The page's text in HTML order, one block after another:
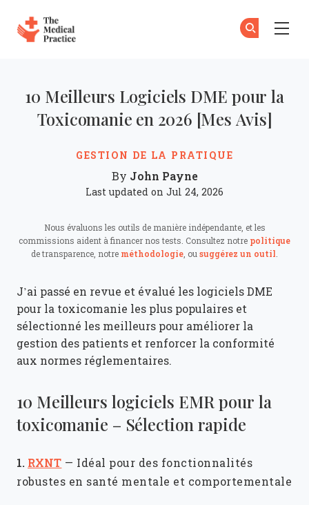
GESTION DE LA PRATIQUE
10 Meilleurs Logiciels DME pour la
Toxicomanie en 2026 [Mes Avis]
By John Payne
Last updated on Jul 24, 2026
Nous évaluons les outils de manière indépendante, et les
commissions aident à financer nos tests. Consultez notre politique
de transparence, notre méthodologie , ou suggérez un outil
J’ai passé en revue et évalué les logiciels DME
pour la toxicomanie les plus populaires et
sélectionné les meilleurs pour améliorer la
gestion des patients et renforcer la conformité
aux normes réglementaires.
10 Meilleurs logiciels EMR pour la
toxicomanie – Sélection rapide
1. RXNT — Idéal pour des fonctionnalités
robustes en santé mentale et comportementale